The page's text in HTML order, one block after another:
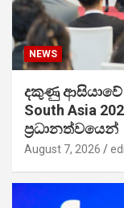
NEWS
දකුණු ආසියාවේ
South Asia
ප්‍රධානත්වයෙන්
August 7, 2026